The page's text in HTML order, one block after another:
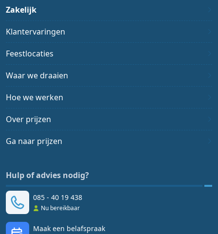
Zakelijk
Klantervaringen
Feestlocaties
Waar we draaien
Hoe we werken
Over prijzen
Ga naar prijzen
Hulp of advies nodig?
085 - 40 19 438
Nu bereikbaar
Maak een belafspraak